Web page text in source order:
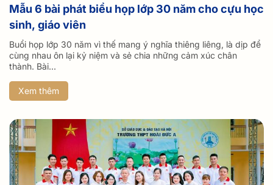
Mẫu 6 bài phát biểu họp lớp 30 năm cho cựu học
sinh, giáo viên
Buổi họp lớp 30 năm vì thế mang ý nghĩa thiêng liêng, là dịp để
cùng nhau ôn lại kỷ niệm và sẻ chia những cảm xúc chân
thành. Bài...
Xem thêm